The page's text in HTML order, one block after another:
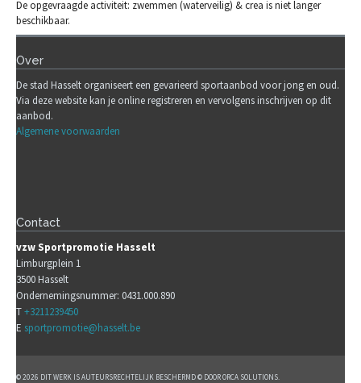
De opgevraagde activiteit: zwemmen (waterveilig) & crea is niet langer
beschikbaar.
Over
De stad Hasselt organiseert een gevarieerd sportaanbod voor jong en oud.
Via deze website kan je online registreren en vervolgens inschrijven op dit
aanbod.
Algemene voorwaarden
Contact
vzw Sportpromotie Hasselt
Limburgplein 1
3500 Hasselt
Ondernemingsnummer: 0431.000.890
T+3211239450
E sportpromotie@hasselt.be
© 2026 DIT WERK IS AUTEURSRECHTELIJK BESCHERMD © DOOR ORCA SOLUTIONS.